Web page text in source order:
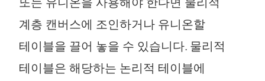
계층 캔버스에 조인하거나 유니온할
테이블을 끌어 놓을 수 있습니다. 물리적
테이블은 해당하는 논리적 테이블에